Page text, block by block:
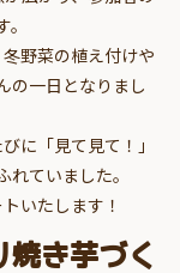
野菜の植え付けや
の一日となりまし
に「見て見て！」
ていました。
いたします！
焼き芋づく